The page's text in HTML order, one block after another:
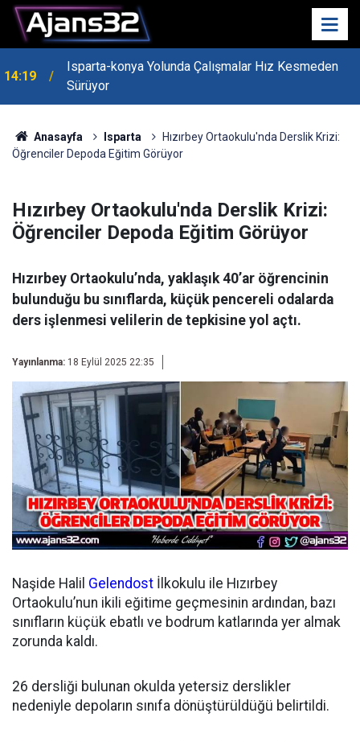
14:19
Isparta-konya Yolunda Çalışmalar Hız Kesmeden
Sürüyor
Anasayfa Isparta
Hızırbey Ortaokulu'nda Derslik Krizi:
Öğrenciler Depoda Eğitim Görüyor
Hızırbey Ortaokulu'nda Derslik Krizi:
Öğrenciler Depoda Eğitim Görüyor
Hızırbey Ortaokulu’nda, yaklaşık 40’ar öğrencinin
bulunduğu bu sınıflarda, küçük pencereli odalarda
ders işlenmesi velilerin de tepkisine yol açtı.
Yayınlanma: 18 Eylül 2025 22:35
Naşide Halil Gelendost İlkokulu ile Hızırbey
Ortaokulu’nun ikili eğitime geçmesinin ardından, bazı
sınıfların küçük ebatlı ve bodrum katlarında yer almak
zorunda kaldı.
26 dersliği bulunan okulda yetersiz derslikler
nedeniyle depoların sınıfa dönüştürüldüğü belirtildi.